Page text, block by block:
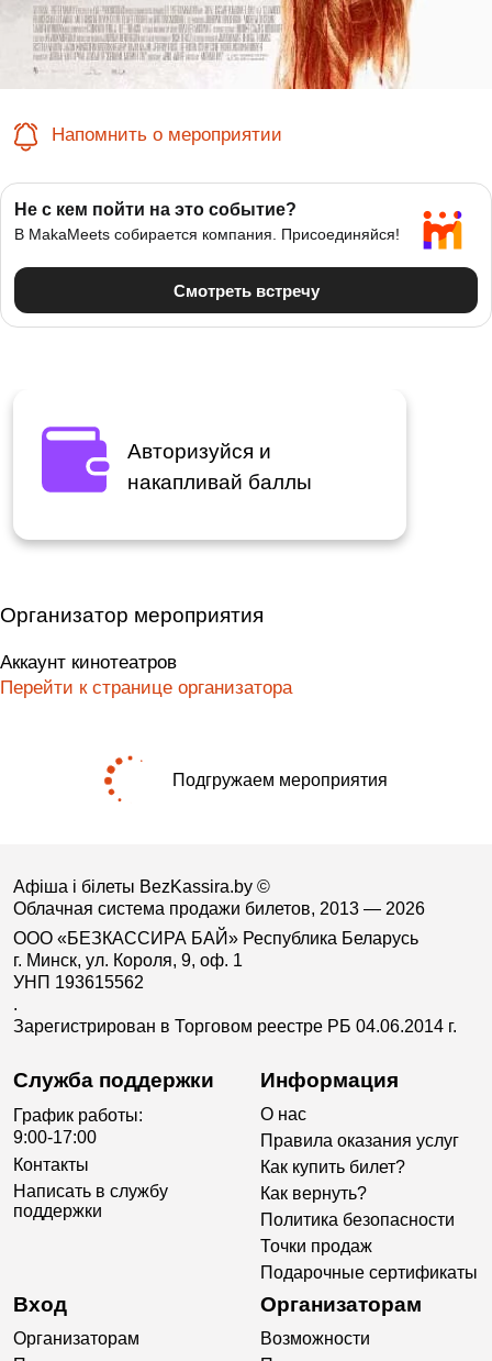
Напомнить о мероприятии
Авторизуйся и
накапливай баллы
Организатор мероприятия
Аккаунт кинотеатров
Перейти к странице организатора
Подгружаем мероприятия
Афіша і білеты BezKassira.by ©
Облачная система продажи билетов, 2013 — 2026
ООО «БЕЗКАССИРА БАЙ» Республика Беларусь
г. Минск, ул. Короля, 9, оф. 1
УНП 193615562
.
Зарегистрирован в Торговом реестре РБ 04.06.2014 г.
Служба поддержки
График работы:
9:00-17:00
Контакты
Написать в службу
поддержки
Информация
О нас
Правила оказания услуг
Как купить билет?
Как вернуть?
Политика безопасности
Точки продаж
Подарочные сертификаты
Вход
Организаторам
Организаторам
Возможности